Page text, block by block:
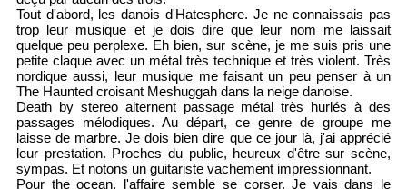
Tout d'abord, les danois d'Hatesphere. Je ne connaissais pas
trop leur musique et je dois dire que leur nom me laissait
quelque peu perplexe. Eh bien, sur scène, je me suis pris une
petite claque avec un métal très technique et très violent. Très
nordique aussi, leur musique me faisant un peu penser à un
The Haunted croisant Meshuggah dans la neige danoise.
Death by stereo alternent passage métal très hurlés à des
passages mélodiques. Au départ, ce genre de groupe me
laisse de marbre. Je dois bien dire que ce jour là, j'ai apprécié
leur prestation. Proches du public, heureux d'être sur scène,
sympas. Et notons un guitariste vachement impressionnant.
Pour the ocean, l'affaire semble se corser. Je vais dans le